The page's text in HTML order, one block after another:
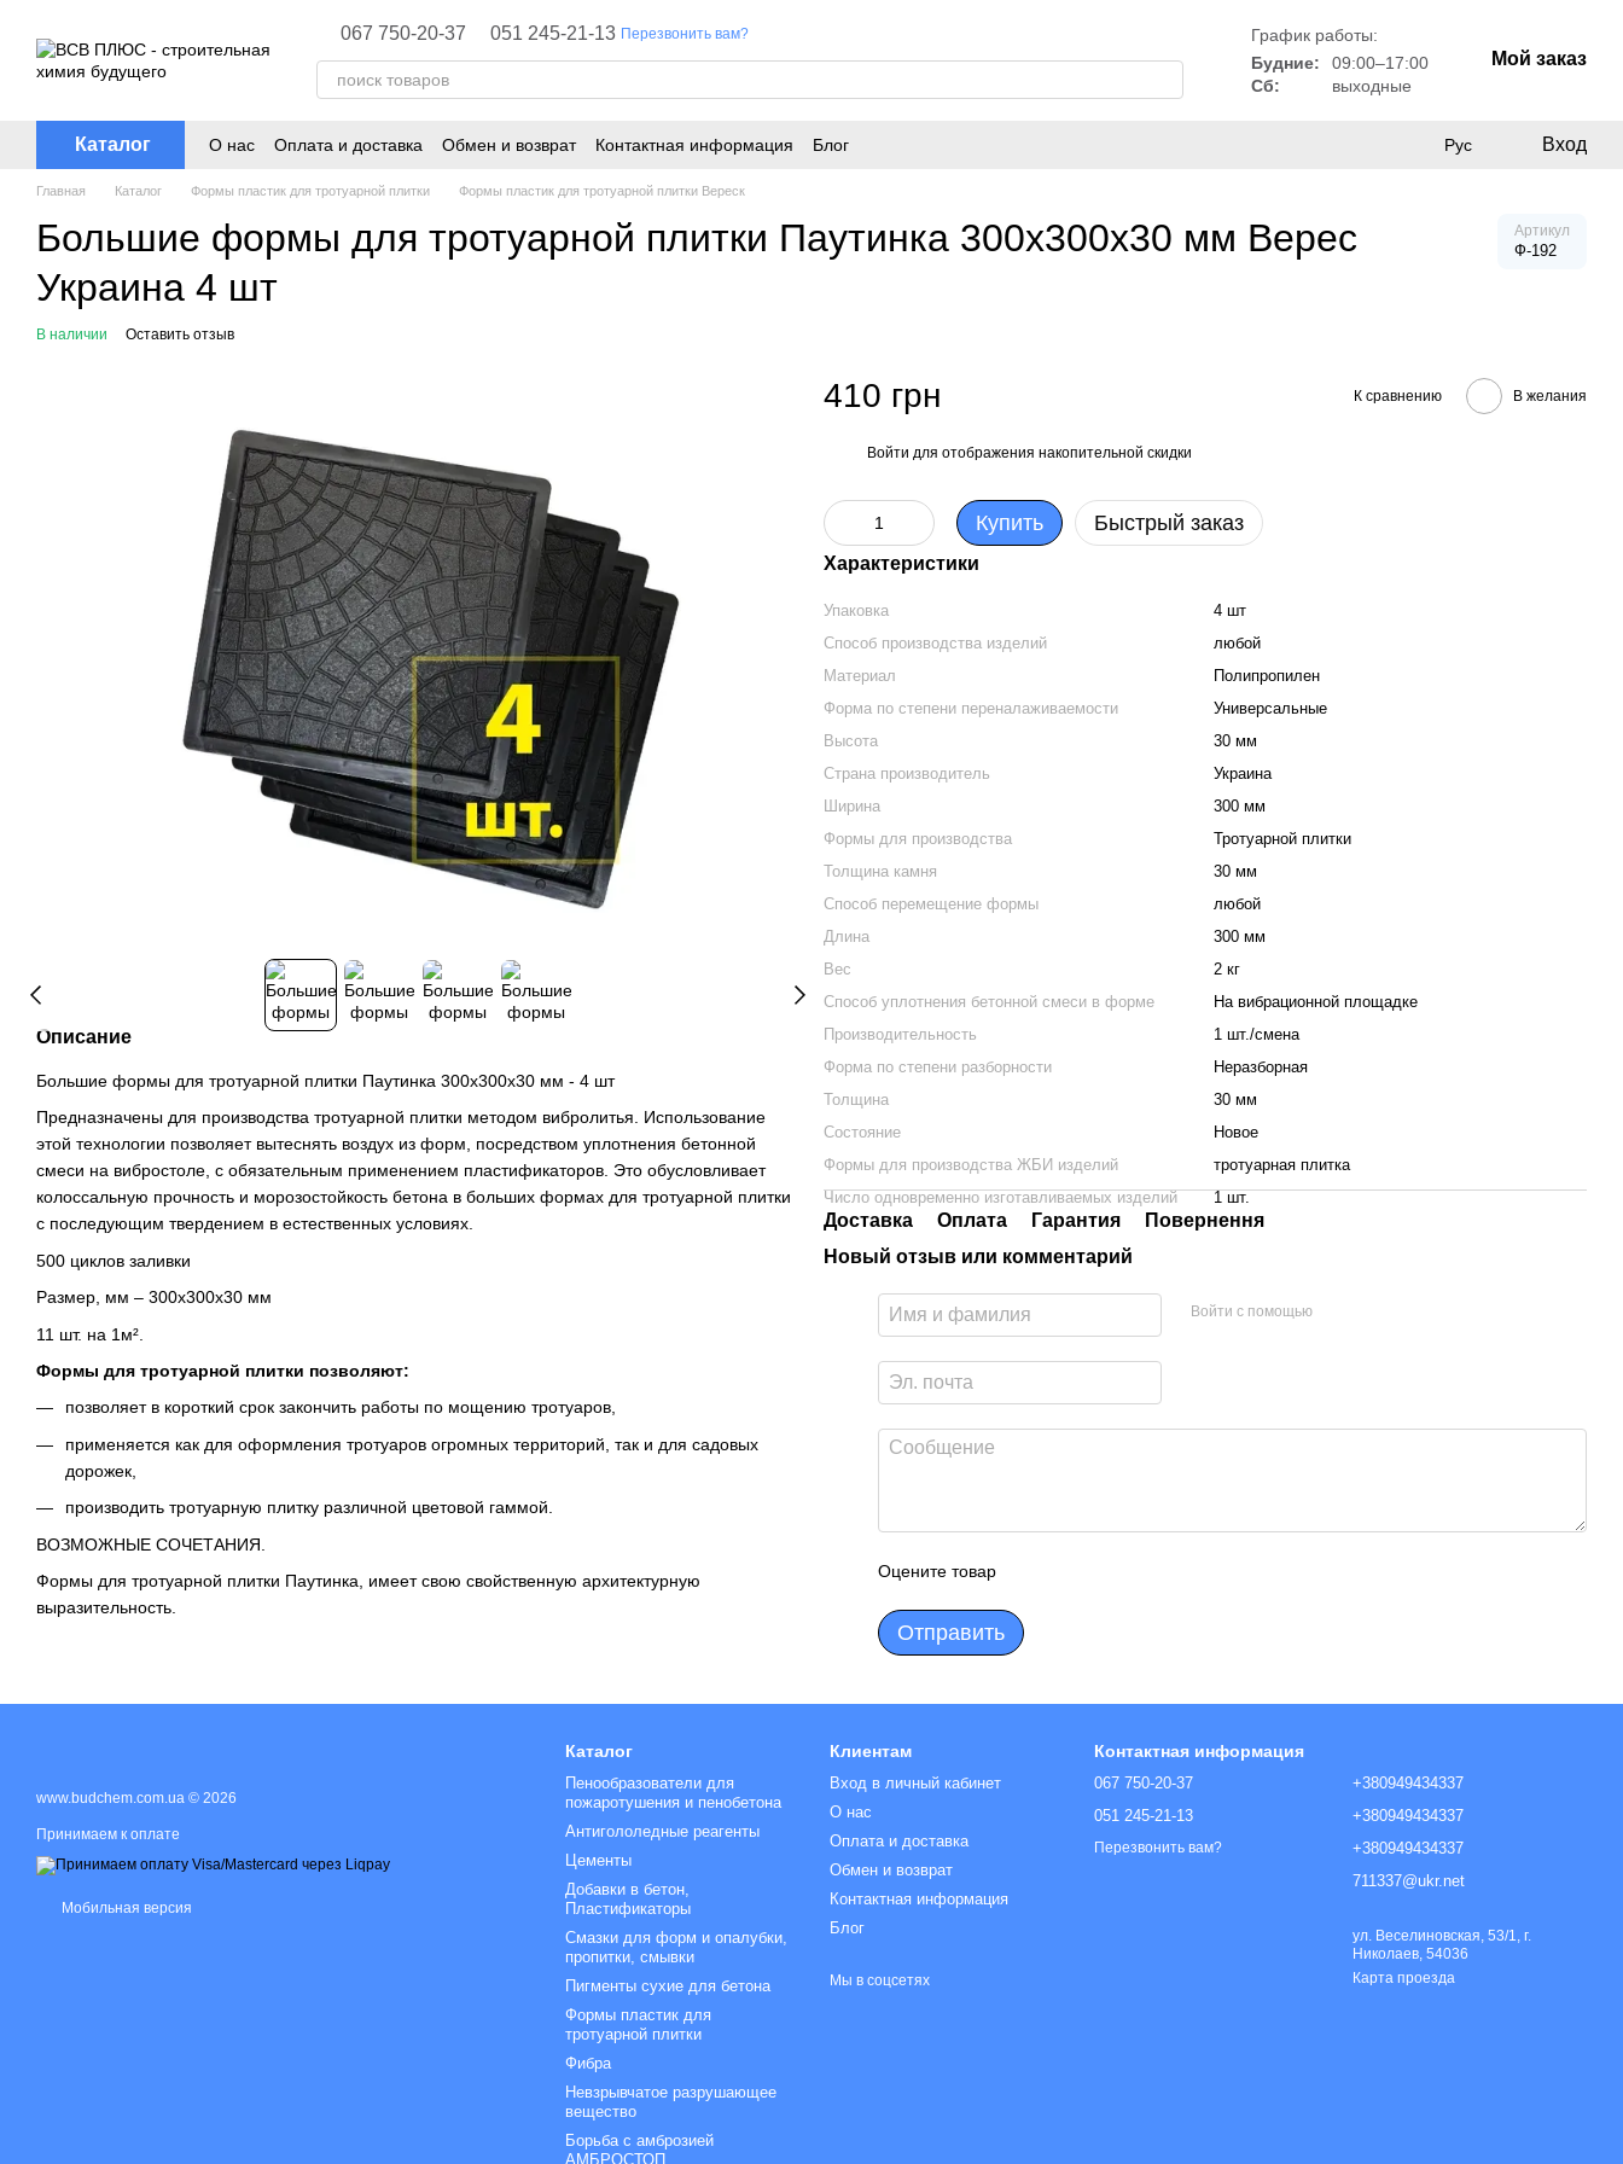
067 750-20-37 051 245-21-13 Перезвонить вам?
График работы:
Будние:
09:00–17:00
Сб:
выходные
Мой заказ
Каталог О нас Оплата и доставка Обмен и возврат Контактная информация Блог Рус Вход
Главная Каталог Формы пластик для тротуарной плитки Формы пластик для тротуарной плитки Вереск
Большие формы для тротуарной плитки Паутинка 300х300х30 мм Верес
Украина 4 шт
Артикул
Ф-192
В наличии Оставить отзыв
Описание
Большие формы для тротуарной плитки Паутинка 300х300х30 мм - 4 шт
Предназначены для производства тротуарной плитки методом вибролитья. Использование
этой технологии позволяет вытеснять воздух из форм, посредством уплотнения бетонной
смеси на вибростоле, с обязательным применением пластификаторов. Это обусловливает
колоссальную прочность и морозостойкость бетона в больших формах для тротуарной плитки
с последующим твердением в естественных условиях.
500 циклов заливки
Размер, мм – 300х300х30 мм
11 шт. на 1м².
Формы для тротуарной плитки позволяют:
позволяет в короткий срок закончить работы по мощению тротуаров,
применяется как для оформления тротуаров огромных территорий, так и для садовых
дорожек,
производить тротуарную плитку различной цветовой гаммой.
ВОЗМОЖНЫЕ СОЧЕТАНИЯ.
Формы для тротуарной плитки Паутинка, имеет свою свойственную архитектурную
выразительность.
410 грн К сравнению В желания
Войти для отображения накопительной скидки
Купить Быстрый заказ
Характеристики
Упаковка
4 шт
Способ производства изделий
любой
Материал
Полипропилен
Форма по степени переналаживаемости
Универсальные
Высота
30 мм
Страна производитель
Украина
Ширина
300 мм
Формы для производства
Тротуарной плитки
Толщина камня
30 мм
Способ перемещение формы
любой
Длина
300 мм
Вес
2 кг
Способ уплотнения бетонной смеси в форме
На вибрационной площадке
Производительность
1 шт./смена
Форма по степени разборности
Неразборная
Толщина
30 мм
Состояние
Новое
Формы для производства ЖБИ изделий
тротуарная плитка
Число одновременно изготавливаемых изделий
1 шт.
Доставка Оплата Гарантия
Повернення
Новый отзыв или комментарий
Войти с помощью
Оцените товар
Отправить
www.budchem.com.ua © 2026
Принимаем к оплате
Мобильная версия
Каталог
Пенообразователи для
пожаротушения и пенобетона
Антигололедные реагенты
Цементы
Добавки в бетон,
Пластификаторы
Смазки для форм и опалубки,
пропитки, смывки
Пигменты сухие для бетона
Формы пластик для
тротуарной плитки
Фибра
Невзрывчатое разрушающее
вещество
Борьба с амброзией
АМБРОСТОП
Клиентам
Вход в личный кабинет
О нас
Оплата и доставка
Обмен и возврат
Контактная информация
Блог
Мы в соцсетях
Контактная информация
067 750-20-37
051 245-21-13
Перезвонить вам?
+380949434337
+380949434337
+380949434337
711337@ukr.net
ул. Веселиновская, 53/1, г.
Николаев, 54036
Карта проезда